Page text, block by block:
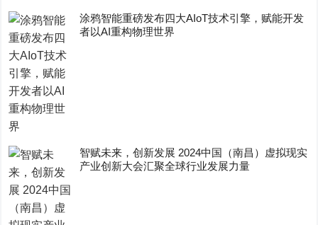
涂鸦智能重磅发布四大AIoT技术引擎，赋能开发
者以AI重构物理世界
智赋未来，创新发展 2024中国（南昌）虚拟现实
产业创新大会汇聚全球行业发展力量